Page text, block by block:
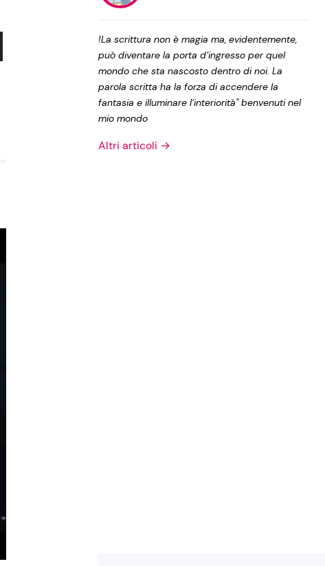
Privacy Policy
!La scrittura non è magia ma, evidentemente,
può diventare la porta d’ingresso per quel
mondo che sta nascosto dentro di noi. La
parola scritta ha la forza di accendere la
fantasia e illuminare l’interiorità" benvenuti nel
mio mondo
Altri articoli →